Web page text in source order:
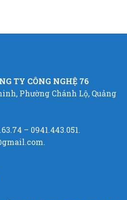
TY CÔNG NGHỆ 76
Phường Chánh Lộ, Quảng
– 0941.443.051.